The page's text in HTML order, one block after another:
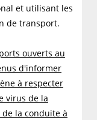
et utilisant les
de transport.
ouverts au
d'informer
à respecter
virus de la
la conduite à